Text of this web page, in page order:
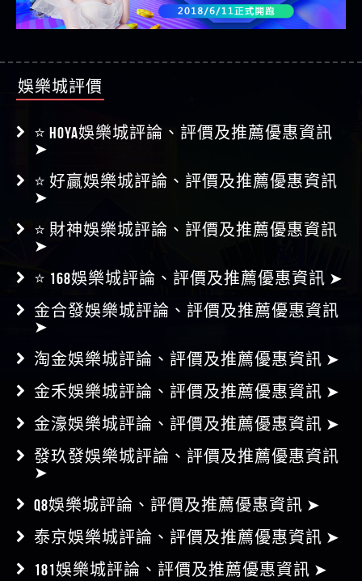
娛樂城評價
⭐ HOYA娛樂城評論、評價及推薦優惠資訊
➤
⭐ 好贏娛樂城評論、評價及推薦優惠資訊
➤
⭐ 財神娛樂城評論、評價及推薦優惠資訊
➤
⭐ 168娛樂城評論、評價及推薦優惠資訊 ➤
金合發娛樂城評論、評價及推薦優惠資訊
➤
淘金娛樂城評論、評價及推薦優惠資訊 ➤
金禾娛樂城評論、評價及推薦優惠資訊 ➤
金濠娛樂城評論、評價及推薦優惠資訊 ➤
發玖發娛樂城評論、評價及推薦優惠資訊
➤
Q8娛樂城評論、評價及推薦優惠資訊 ➤
泰京娛樂城評論、評價及推薦優惠資訊 ➤
181娛樂城評論、評價及推薦優惠資訊 ➤